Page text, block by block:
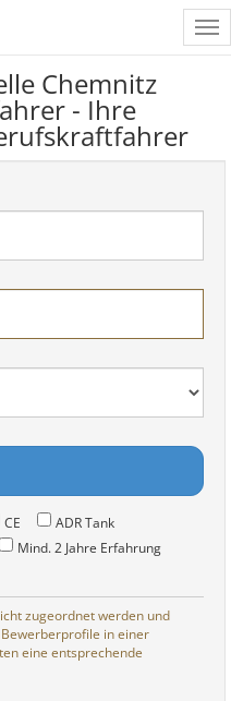
Chemnitz
- Ihre
CE
ADR Tank
Mind. 2 Jahre Erfahrung
zugeordnet werden und
in einer
eine entsprechende